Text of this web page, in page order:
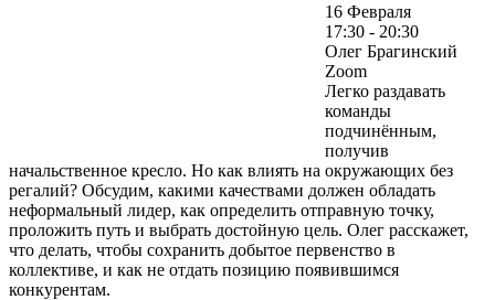
16 Февраля
17:30 - 20:30
Олег Брагинский
Zoom
Легко раздавать
команды
подчинённым,
получив
начальственное кресло. Но как влиять на окружающих без
регалий? Обсудим, какими качествами должен обладать
неформальный лидер, как определить отправную точку,
проложить путь и выбрать достойную цель. Олег расскажет,
что делать, чтобы сохранить добытое первенство в
коллективе, и как не отдать позицию появившимся
конкурентам.